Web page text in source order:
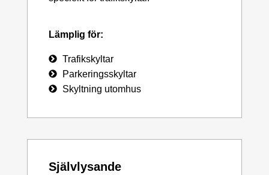
Lämplig för:
Trafikskyltar
Parkeringsskyltar
Skyltning utomhus
Självlysande